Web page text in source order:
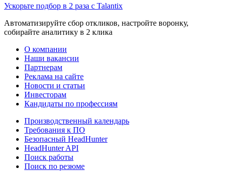
Ускорьте подбор в 2 раза с Talantix
Автоматизируйте сбор откликов, настройте воронку,
собирайте аналитику в 2 клика
О компании
Наши вакансии
Партнерам
Реклама на сайте
Новости и статьи
Инвесторам
Кандидаты по профессиям
Производственный календарь
Требования к ПО
Безопасный HeadHunter
HeadHunter API
Поиск работы
Поиск по резюме